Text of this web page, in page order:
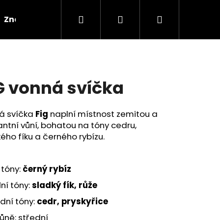
Značky Hledat PřihlášeníNákupní
vonná svíčka
svíčka Fig naplní místnost zemitou a
vůní, bohatou na tóny cedru,
fíku a černého rybízu.
černý rybíz
tóny:sladký fík, růže
tóny: cedr, pryskyřice
střední